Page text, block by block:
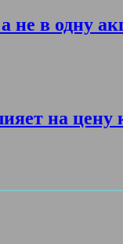
не в одну
на цену